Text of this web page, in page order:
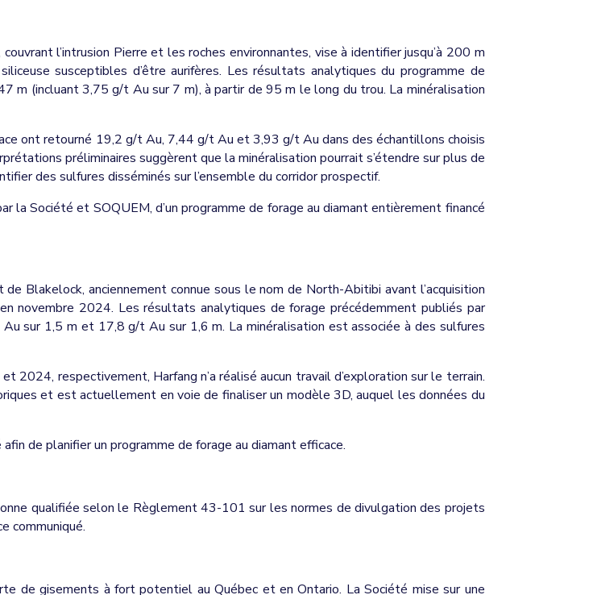
l’intrusion Pierre et les roches environnantes, vise à identifier jusqu’à 200 m
susceptibles d’être aurifères. Les résultats analytiques du programme de
m (incluant 3,75 g/t Au sur 7 m), à partir de 95 m le long du trou. La minéralisation
ont retourné 19,2 g/t Au, 7,44 g/t Au et 3,93 g/t Au dans des échantillons choisis
préliminaires suggèrent que la minéralisation pourrait s’étendre sur plus de
des sulfures disséminés sur l’ensemble du corridor prospectif.
la Société et SOQUEM, d’un programme de forage au diamant entièrement financé
Blakelock, anciennement connue sous le nom de North-Abitibi avant l’acquisition
novembre 2024. Les résultats analytiques de forage précédemment publiés par
sur 1,5 m et 17,8 g/t Au sur 1,6 m. La minéralisation est associée à des sulfures
respectivement, Harfang n’a réalisé aucun travail d’exploration sur le terrain.
et est actuellement en voie de finaliser un modèle 3D, auquel les données du
de planifier un programme de forage au diamant efficace.
qualifiée selon le Règlement 43-101 sur les normes de divulgation des projets
communiqué.
de gisements à fort potentiel au Québec et en Ontario. La Société mise sur une